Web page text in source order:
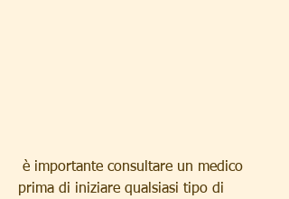
prima di iniziare qualsiasi tipo di